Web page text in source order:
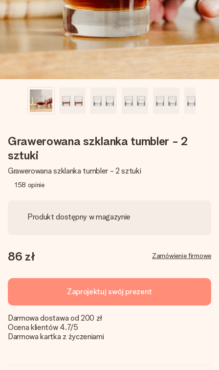
imieniem, swoim zdjęciem lub wiadomością, która naprawdę
poruszy serce. Bez problemu, po prostu ogrom miłości na
tę chwilę.
Grawerowana szklanka tumbler - 2
sztuki
Grawerowana szklanka tumbler - 2 sztuki
158 opinie
Produkt dostępny w magazynie
86 zł Zamówienie firmowe
Zaprojektuj swój prezent
Darmowa dostawa od 200 zł
Ocena klientów 4.7/5
Darmowa kartka z życzeniami